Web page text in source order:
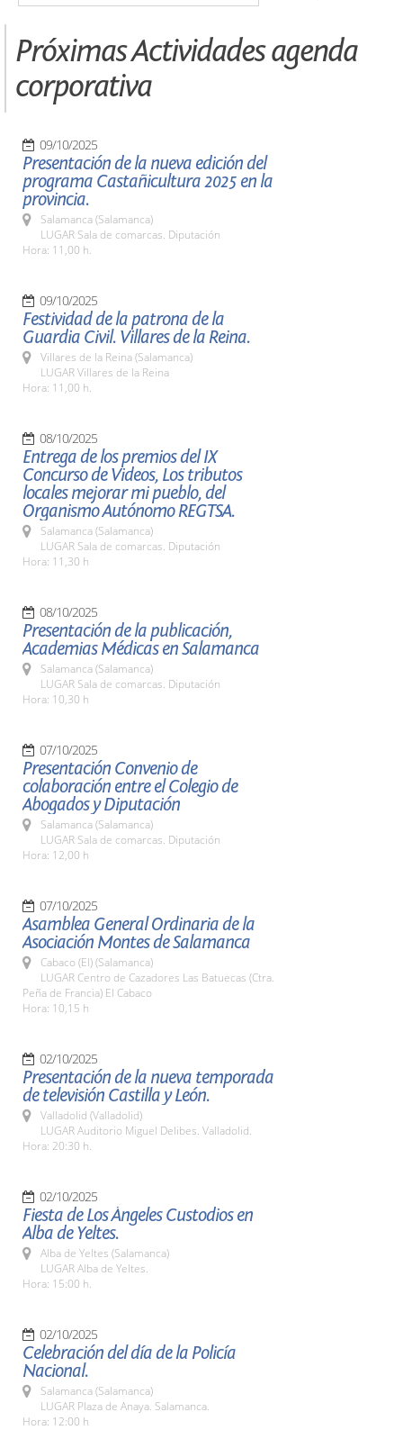
Próximas Actividades agenda
corporativa
09/10/2025
Presentación de la nueva edición del
programa Castañicultura 2025 en la
provincia.
Salamanca (Salamanca)
LUGAR Sala de comarcas. Diputación
Hora: 11,00 h.
09/10/2025
Festividad de la patrona de la
Guardia Civil. Villares de la Reina.
Villares de la Reina (Salamanca)
LUGAR Villares de la Reina
Hora: 11,00 h.
08/10/2025
Entrega de los premios del IX
Concurso de Videos, Los tributos
locales mejorar mi pueblo, del
Organismo Autónomo REGTSA.
Salamanca (Salamanca)
LUGAR Sala de comarcas. Diputación
Hora: 11,30 h
08/10/2025
Presentación de la publicación,
Academias Médicas en Salamanca
Salamanca (Salamanca)
LUGAR Sala de comarcas. Diputación
Hora: 10,30 h
07/10/2025
Presentación Convenio de
colaboración entre el Colegio de
Abogados y Diputación
Salamanca (Salamanca)
LUGAR Sala de comarcas. Diputación
Hora: 12,00 h
07/10/2025
Asamblea General Ordinaria de la
Asociación Montes de Salamanca
Cabaco (El) (Salamanca)
LUGAR Centro de Cazadores Las Batuecas (Ctra.
Peña de Francia) El Cabaco
Hora: 10,15 h
02/10/2025
Presentación de la nueva temporada
de televisión Castilla y León.
Valladolid (Valladolid)
LUGAR Auditorio Miguel Delibes. Valladolid.
Hora: 20:30 h.
02/10/2025
Fiesta de Los Ángeles Custodios en
Alba de Yeltes.
Alba de Yeltes (Salamanca)
LUGAR Alba de Yeltes.
Hora: 15:00 h.
02/10/2025
Celebración del día de la Policía
Nacional.
Salamanca (Salamanca)
LUGAR Plaza de Anaya. Salamanca.
Hora: 12:00 h